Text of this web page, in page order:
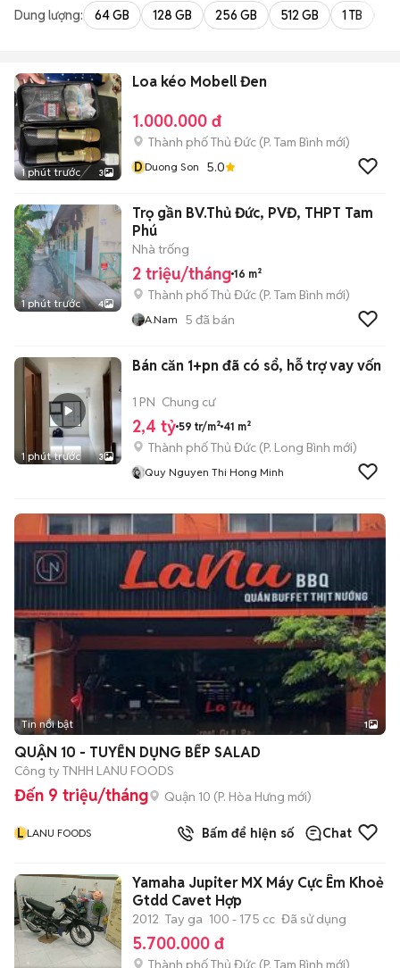
Dung lượng: 64 GB 128 GB 256 GB 512 GB 1 TB
1 phút trước 3
Loa kéo Mobell Đen
1.000.000 đ
Thành phố Thủ Đức (P. Tam Bình mới)
DDuong Son 5.0
1 phút trước 4
Trọ gần BV.Thủ Đức, PVĐ, THPT Tam
Phú
Nhà trống
2 triệu/tháng 16 m²
Thành phố Thủ Đức (P. Tam Bình mới)
A.nam 5 đã bán
1 phút trước 3
Bán căn 1+pn đã có sổ, hỗ trợ vay vốn
1 PN Chung cư
2,4 tỷ 59 tr/m² 41 m²
Thành phố Thủ Đức (P. Long Bình mới)
Quy Nguyen Thi Hong Minh
Tin nổi bật 1
QUẬN 10 - TUYỂN DỤNG BẾP SALAD
Công ty TNHH LANU FOODS
Đến 9 triệu/tháng Quận 10 (P. Hòa Hưng mới)
L LANU FOODS Bấm để hiện số Chat
Yamaha Jupiter MX Máy Cực Êm Khoẻ
Gtdd Cavet Hợp
2012 Tay ga 100 - 175 cc Đã sử dụng
5.700.000 đ
Thành phố Thủ Đức (P. Tam Bình mới)